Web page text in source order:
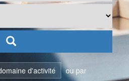
d'activité
ou par